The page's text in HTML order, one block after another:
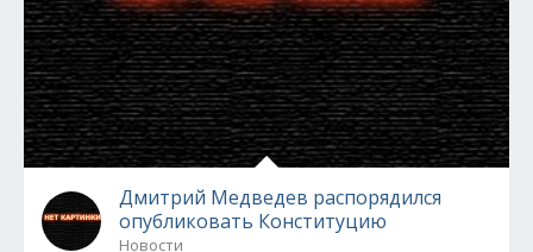
Дмитрий Медведев распорядился
опубликовать Конституцию
Новости